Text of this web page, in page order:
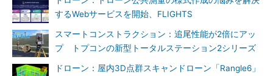
するWebサービスを開始、FLIGHTS
スマートコンストラクション：追尾性能が2倍にアッ
プ トプコンの新型トータルステーション2シリーズ
ドローン：屋内3D点群スキャンドローン「Rangle6」